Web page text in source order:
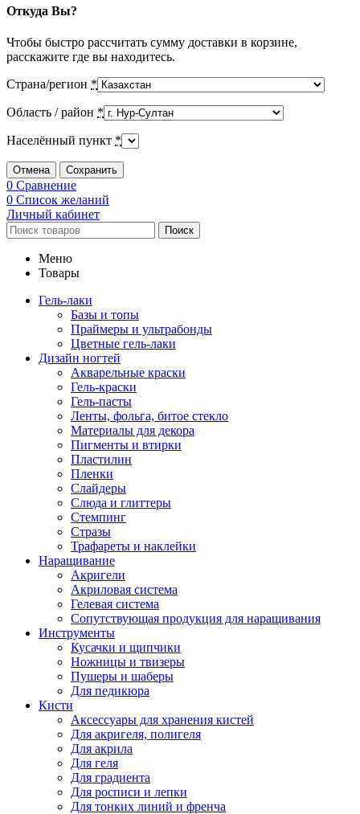
Откуда Вы?
Чтобы быстро рассчитать сумму доставки в корзине,
расскажите где вы находитесь.
Страна/регион *
Область / район *
Населённый пункт *
Отмена Сохранить
0 Сравнение
0 Список желаний
Личный кабинет
Поиск
Меню
Товары
Гель-лаки
Базы и топы
Праймеры и ультрабонды
Цветные гель-лаки
Дизайн ногтей
Акварельные краски
Гель-краски
Гель-пасты
Ленты, фольга, битое стекло
Материалы для декора
Пигменты и втирки
Пластилин
Пленки
Слайдеры
Слюда и глиттеры
Стемпинг
Стразы
Трафареты и наклейки
Наращивание
Акригели
Акриловая система
Гелевая система
Сопутствующая продукция для наращивания
Инструменты
Кусачки и щипчики
Ножницы и твизеры
Пушеры и шаберы
Для педикюра
Кисти
Аксессуары для хранения кистей
Для акригеля, полигеля
Для акрила
Для геля
Для градиента
Для росписи и лепки
Для тонких линий и френча